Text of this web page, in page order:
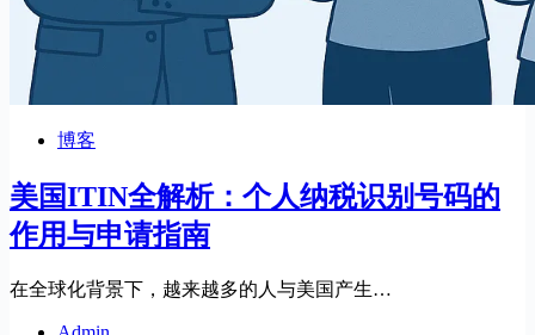
博客
美国ITIN全解析：个人纳税识别号码的
作用与申请指南
在全球化背景下，越来越多的人与美国产生…